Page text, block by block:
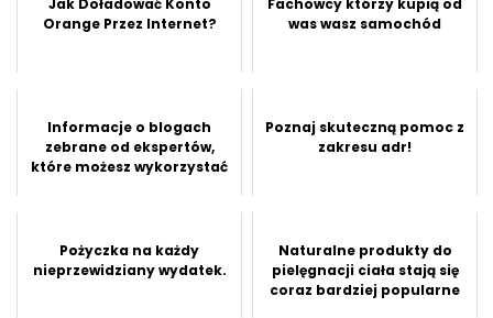
Jak Doładować Konto
Orange Przez Internet?
Fachowcy którzy kupią od
was wasz samochód
Informacje o blogach
zebrane od ekspertów,
które możesz wykorzystać
Poznaj skuteczną pomoc z
zakresu adr!
Pożyczka na każdy
nieprzewidziany wydatek.
Naturalne produkty do
pielęgnacji ciała stają się
coraz bardziej popularne